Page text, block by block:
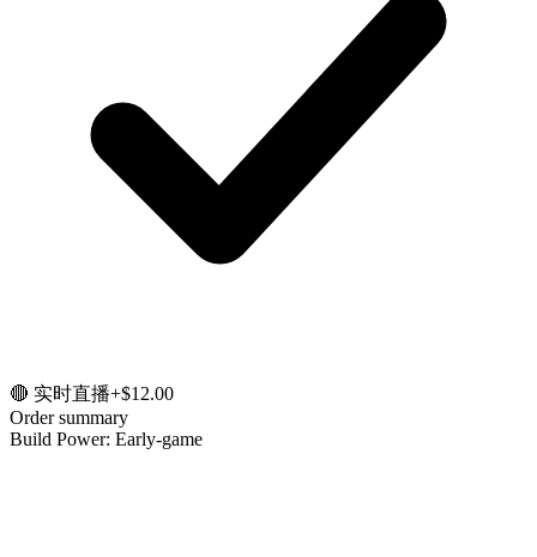
🔴 实时直播+$12.00
Order summary
Build Power: Early-game